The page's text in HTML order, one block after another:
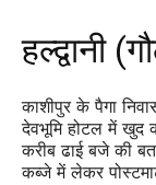
हल्द्वानी
काशीपुर के पैगा
देवभूमि होटल में खुद
करीब ढाई बजे की
कब्जे में लेकर